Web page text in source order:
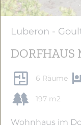
Luberon -
DORFHAUS
6 Räume
197 m2
Wohnhaus im